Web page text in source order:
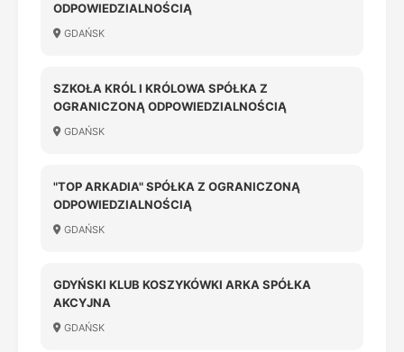
ODPOWIEDZIALNOŚCIĄ
GDAŃSK
SZKOŁA KRÓL I KRÓLOWA SPÓŁKA Z
OGRANICZONĄ ODPOWIEDZIALNOŚCIĄ
GDAŃSK
"TOP ARKADIA" SPÓŁKA Z OGRANICZONĄ
ODPOWIEDZIALNOŚCIĄ
GDAŃSK
GDYŃSKI KLUB KOSZYKÓWKI ARKA SPÓŁKA
AKCYJNA
GDAŃSK